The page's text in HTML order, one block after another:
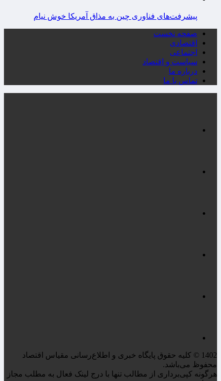
پیشرفت‌های فناوری چین به مذاق آمریکا خوش نیام
صفحه نخست
اقتصادی
اجتماعی
سیاست و اقتصاد
درباره ما
تماس با ما
1402 © کلیه حقوق پایگاه خبری و اطلاع‌رسانی مقیاس اقتصاد
محفوظ می‌باشد.
هرگونه کپی‌برداری از مطالب تنها با درج لینک فعال به مطلب مجاز